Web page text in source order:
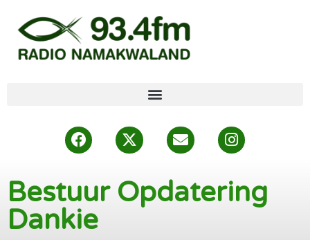
Bestuur Opdatering
Dankie